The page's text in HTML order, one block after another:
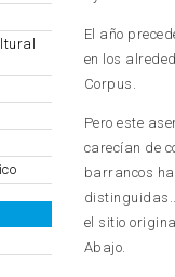
El año
en los
Corpus.
Pero este
carecían de
barrancos
el sitio
Abajo.